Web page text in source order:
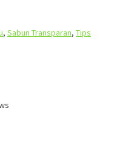
, Sabun Transparan, Tips